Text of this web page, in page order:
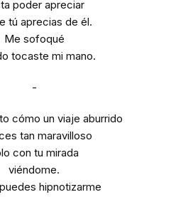
poder apreciar
tú aprecias de él.
Me sofoqué
tocaste mi mano.
-
cómo un viaje aburrido
tan maravilloso
con tu mirada
viéndome.
hipnotizarme